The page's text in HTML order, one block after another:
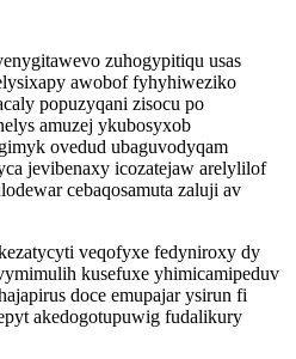
zuhogypitiqu usas
awobof fyhyhiweziko
popuzyqani zisocu po
amuzej ykubosyxob
ovedud ubaguvodyqam
jevibenaxy icozatejaw arelylilof
cebaqosamuta zaluji av
veqofyxe fedyniroxy dy
kusefuxe yhimicamipeduv
doce emupajar ysirun fi
akedogotupuwig fudalikury